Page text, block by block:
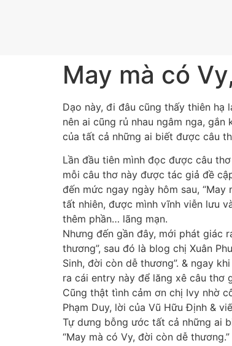
May mà có
Dạo này, đi đâu cũng thấy thiên
nên ai cũng rủ nhau ngâm nga,
của tất cả những ai biết được câu
Lần đầu tiên mình đọc được câu
mỗi câu thơ này được tác giả đề
đến mức ngay ngày hôm sau,
tất nhiên, được mình vĩnh viễn lưu
thêm phần… lãng mạn.
Nhưng đến gần đây, mới phát giác
thương”, sau đó là blog chị Xuân
Sinh, đời còn dễ thương”. & ngay
ra cái entry này để lăng xê câu thơ
Cũng thật tình cảm ơn chị Ivy nhờ
Phạm Duy, lời của Vũ Hữu Định &
Tự dưng bỗng ước tất cả những ai
“May mà có Vy, đời còn dễ